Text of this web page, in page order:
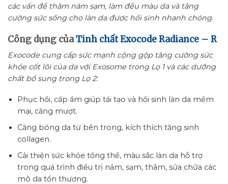
các vấn đề thâm nám sạm, làm đều màu da và tăng
cường sức sống cho làn da được hồi sinh nhanh chóng.
Công dụng củaTinh chất Exocode Radiance – R
Exocode cung cấp sức mạnh cộng gộp tăng cường sức
khỏe cốt lõi của da với Exosome trong Lọ 1 và các dưỡng
chất bổ sung trong Lọ 2:
Phục hồi, cấp ẩm giúp tái tạo và hồi sinh làn da mềm
mại, căng mượt.
Căng bóng da từ bên trong, kích thích tăng sinh
collagen.
Cải thiện sức khỏe tổng thể, màu sắc làn da hỗ trợ
trong quá trình điều trị nám, sạm, thâm, sửa chữa các
mô da tổn thương.